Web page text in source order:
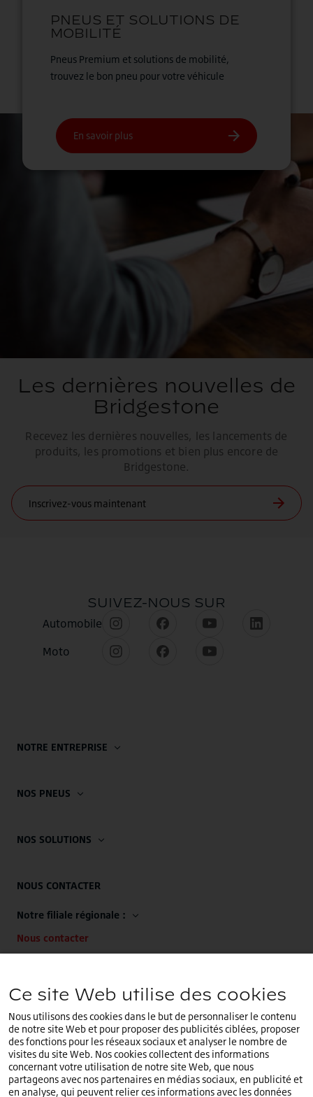
Pneus Premium et solutions de mobilité,
trouvez le bon pneu pour votre véhicule
NOTRE ENTREPRISE
NOS PNEUS
NOS SOLUTIONS
NOUS CONTACTER
Notre filiale régionale :
Nous contacter
+32 (0)2.714.67.00
Vous êtes sur le site internet France.Sélectionnez un
pays différent ou une langue différente.
FR
Ce site Web utilise des cookies
Nous utilisons des cookies dans le but de personnaliser le contenu
de notre site Web et pour proposer des publicités ciblées, proposer
des fonctions pour les réseaux sociaux et analyser le nombre de
visites du site Web. Nos cookies collectent des informations
concernant votre utilisation de notre site Web, que nous
partageons avec nos partenaires en médias sociaux, en publicité et
en analyse, qui peuvent relier ces informations avec les données